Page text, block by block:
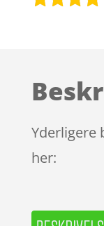
på
mmelser
Yderligere
her: